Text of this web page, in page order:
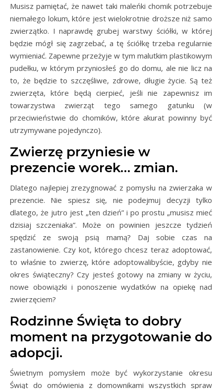
Musisz pamiętać, że nawet taki maleńki chomik potrzebuje
niemałego lokum, które jest wielokrotnie droższe niż samo
zwierzątko. I naprawdę grubej warstwy ściółki, w której
będzie mógł się zagrzebać, a tę ściółkę trzeba regularnie
wymieniać. Zapewne przeżyje w tym malutkim plastikowym
pudełku, w którym przyniosłeś go do domu, ale nie licz na
to, że będzie to szczęśliwe, zdrowe, długie życie. Są też
zwierzęta, które będą cierpieć, jeśli nie zapewnisz im
towarzystwa zwierząt tego samego gatunku (w
przeciwieństwie do chomików, które akurat powinny być
utrzymywane pojedynczo).
Zwierzę przyniesie w
prezencie worek… zmian.
Dlatego najlepiej zrezygnować z pomysłu na zwierzaka w
prezencie. Nie spiesz się, nie podejmuj decyzji tylko
dlatego, że jutro jest „ten dzień” i po prostu „musisz mieć
dzisiaj szczeniaka”. Może on powinien jeszcze tydzień
spędzić ze swoją psią mamą? Daj sobie czas na
zastanowienie. Czy kot, którego chcesz teraz adoptować,
to właśnie to zwierzę, które adoptowalibyście, gdyby nie
okres świąteczny? Czy jesteś gotowy na zmiany w życiu,
nowe obowiązki i ponoszenie wydatków na opiekę nad
zwierzęciem?
Rodzinne Święta to dobry
moment na przygotowanie do
adopcji.
Świetnym pomysłem może być wykorzystanie okresu
Świąt do omówienia z domownikami wszystkich spraw